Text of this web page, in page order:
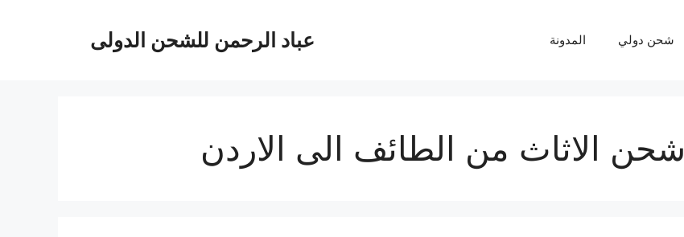
عباد الرحمن للشحن الدولى شحن دولي المدونة
شحن الاثاث من الطائف الى الاردن